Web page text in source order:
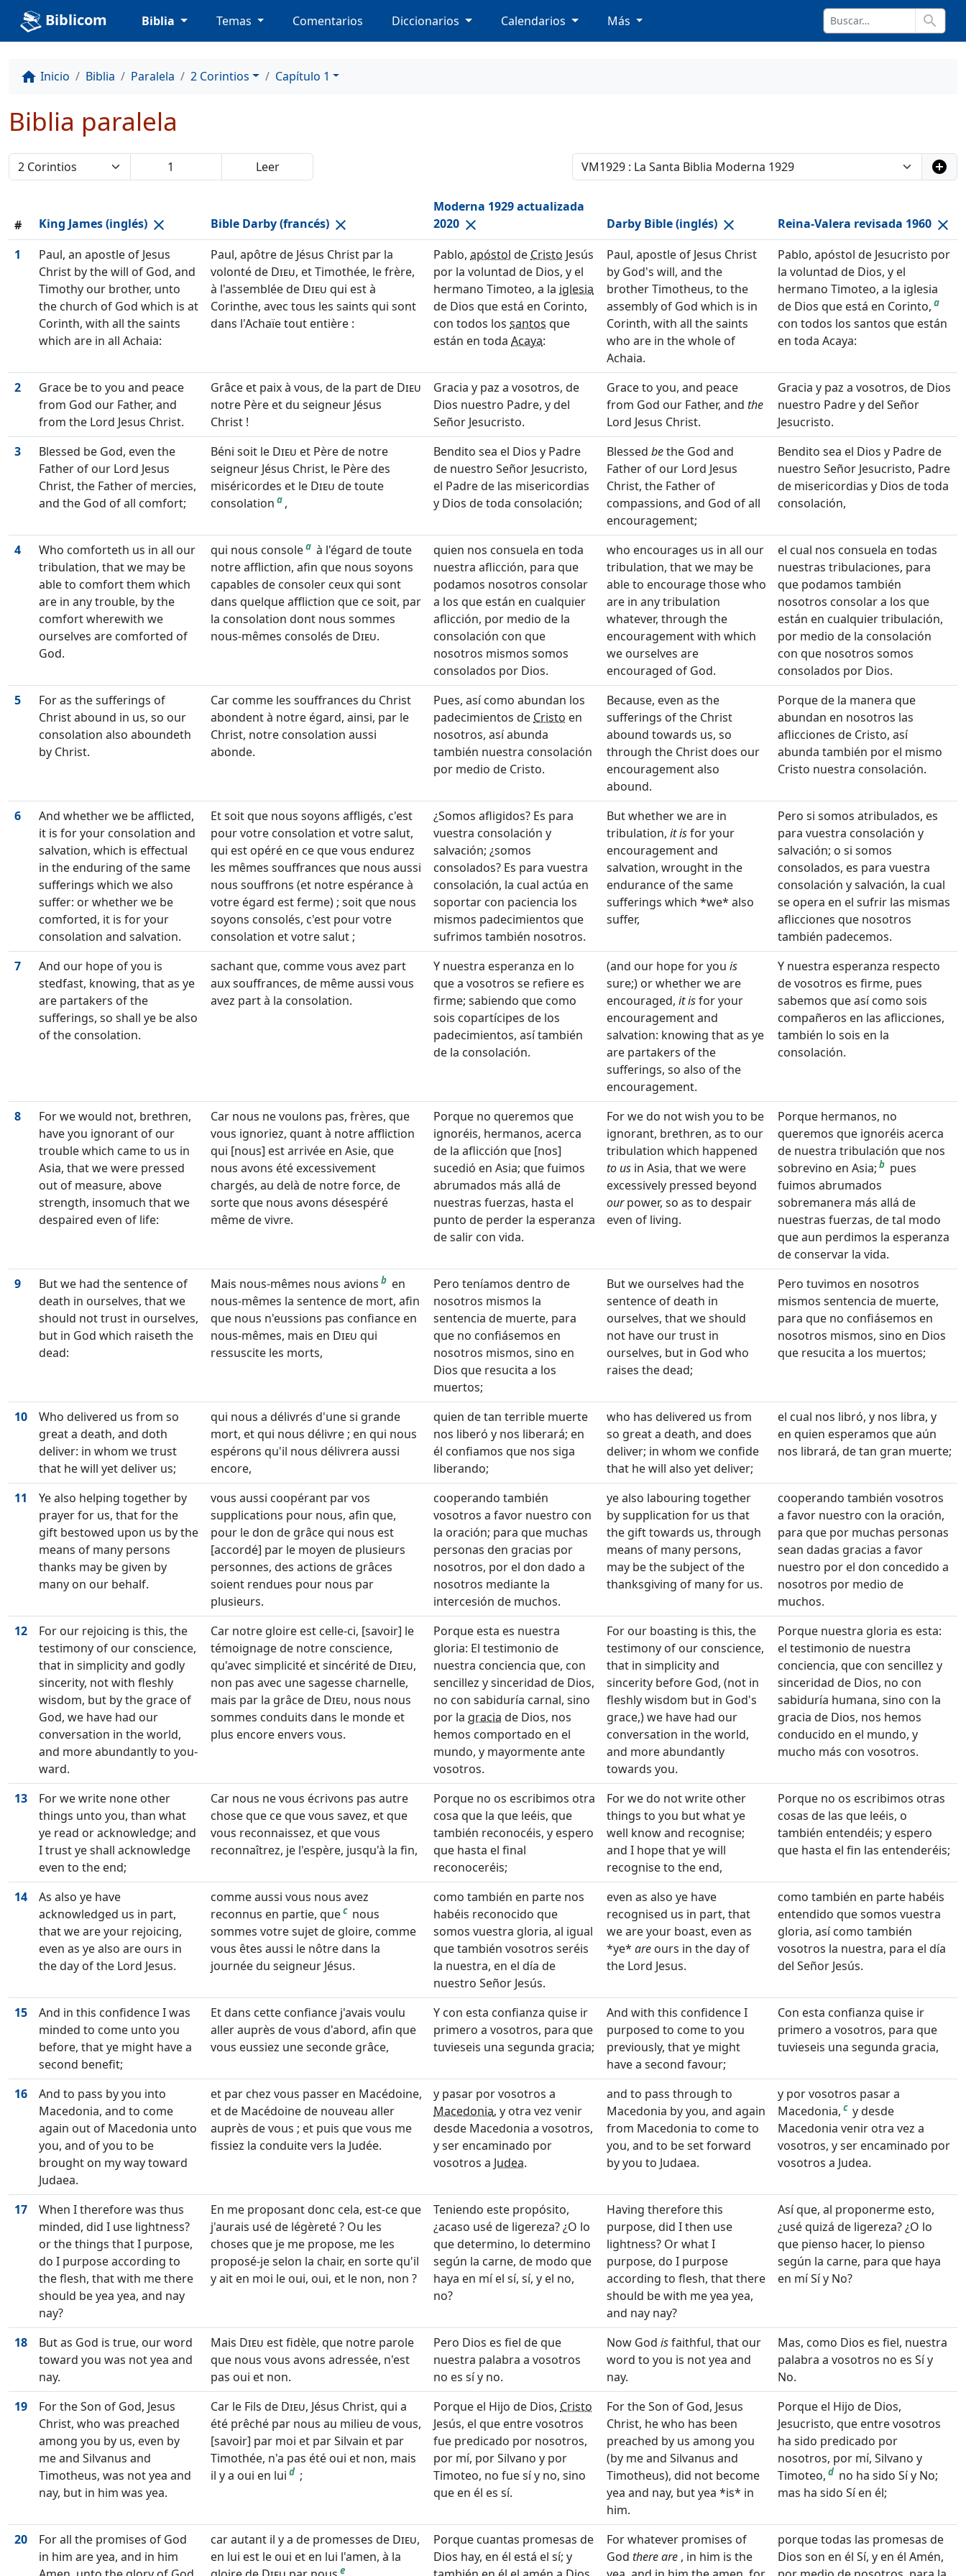
Biblicom Biblia Temas Comentarios Diccionarios Calendarios Más search
home Inicio Biblia Paralela 2 Corintios Capítulo 1
Biblia paralela
add_circle
# King James (inglés) close Bible Darby (francés) close
Moderna 1929 actualizada
2020 close Darby Bible (inglés) close Reina-Valera revisada 1960 close
1
Paul, an apostle of Jesus
Christ by the will of God, and
Timothy our brother, unto
the church of God which is at
Corinth, with all the saints
which are in all Achaia:
Paul, apôtre de Jésus Christ par la
volonté de Dieu, et Timothée, le frère,
à l'assemblée de Dieu qui est à
Corinthe, avec tous les saints qui sont
dans l'Achaïe tout entière :
Pablo, apóstol de Cristo Jesús
por la voluntad de Dios, y el
hermano Timoteo, a la iglesia
de Dios que está en Corinto,
con todos los santos que
están en toda Acaya:
Paul, apostle of Jesus Christ
by God's will, and the
brother Timotheus, to the
assembly of God which is in
Corinth, with all the saints
who are in the whole of
Achaia.
Pablo, apóstol de Jesucristo por
la voluntad de Dios, y el
hermano Timoteo, a la iglesia
de Dios que está en Corinto, a
con todos los santos que están
en toda Acaya:
2
Grace be to you and peace
from God our Father, and
from the Lord Jesus Christ.
Grâce et paix à vous, de la part de Dieu
notre Père et du seigneur Jésus
Christ !
Gracia y paz a vosotros, de
Dios nuestro Padre, y del
Señor Jesucristo.
Grace to you, and peace
from God our Father, and the
Lord Jesus Christ.
Gracia y paz a vosotros, de Dios
nuestro Padre y del Señor
Jesucristo.
3
Blessed be God, even the
Father of our Lord Jesus
Christ, the Father of mercies,
and the God of all comfort;
Béni soit le Dieu et Père de notre
seigneur Jésus Christ, le Père des
miséricordes et le Dieu de toute
consolation a ,
Bendito sea el Dios y Padre
de nuestro Señor Jesucristo,
el Padre de las misericordias
y Dios de toda consolación;
Blessed bethe God and
Father of our Lord Jesus
Christ, the Father of
compassions, and God of all
encouragement;
Bendito sea el Dios y Padre de
nuestro Señor Jesucristo, Padre
de misericordias y Dios de toda
consolación,
4
Who comforteth us in all our
tribulation, that we may be
able to comfort them which
are in any trouble, by the
comfort wherewith we
ourselves are comforted of
God.
qui nous consolea à l'égard de toute
notre affliction, afin que nous soyons
capables de consoler ceux qui sont
dans quelque affliction que ce soit, par
la consolation dont nous sommes
nous-mêmes consolés de Dieu.
quien nos consuela en toda
nuestra aflicción, para que
podamos nosotros consolar
a los que están en cualquier
aflicción, por medio de la
consolación con que
nosotros mismos somos
consolados por Dios.
who encourages us in all our
tribulation, that we may be
able to encourage those who
are in any tribulation
whatever, through the
encouragement with which
we ourselves are
encouraged of God.
el cual nos consuela en todas
nuestras tribulaciones, para
que podamos también
nosotros consolar a los que
están en cualquier tribulación,
por medio de la consolación
con que nosotros somos
consolados por Dios.
5
For as the sufferings of
Christ abound in us, so our
consolation also aboundeth
by Christ.
Car comme les souffrances du Christ
abondent à notre égard, ainsi, par le
Christ, notre consolation aussi
abonde.
Pues, así como abundan los
padecimientos de Cristo en
nosotros, así abunda
también nuestra consolación
por medio de Cristo.
Because, even as the
sufferings of the Christ
abound towards us, so
through the Christ does our
encouragement also
abound.
Porque de la manera que
abundan en nosotros las
aflicciones de Cristo, así
abunda también por el mismo
Cristo nuestra consolación.
6
And whether we be afflicted,
it is for your consolation and
salvation, which is effectual
in the enduring of the same
sufferings which we also
suffer: or whether we be
comforted, it is for your
consolation and salvation.
Et soit que nous soyons affligés, c'est
pour votre consolation et votre salut,
qui est opéré en ce que vous endurez
les mêmes souffrances que nous aussi
nous souffrons (et notre espérance à
votre égard est ferme) ; soit que nous
soyons consolés, c'est pour votre
consolation et votre salut ;
¿Somos afligidos? Es para
vuestra consolación y
salvación; ¿somos
consolados? Es para vuestra
consolación, la cual actúa en
soportar con paciencia los
mismos padecimientos que
sufrimos también nosotros.
But whether we are in
tribulation, it isfor your
encouragement and
salvation, wrought in the
endurance of the same
sufferings which *we* also
suffer,
Pero si somos atribulados, es
para vuestra consolación y
salvación; o si somos
consolados, es para vuestra
consolación y salvación, la cual
se opera en el sufrir las mismas
aflicciones que nosotros
también padecemos.
7
And our hope of you is
stedfast, knowing, that as ye
are partakers of the
sufferings, so shall ye be also
of the consolation.
sachant que, comme vous avez part
aux souffrances, de même aussi vous
avez part à la consolation.
Y nuestra esperanza en lo
que a vosotros se refiere es
firme; sabiendo que como
sois copartícipes de los
padecimientos, así también
de la consolación.
(and our hope for you is
sure;) or whether we are
encouraged, it isfor your
encouragement and
salvation: knowing that as ye
are partakers of the
sufferings, so also of the
encouragement.
Y nuestra esperanza respecto
de vosotros es firme, pues
sabemos que así como sois
compañeros en las aflicciones,
también lo sois en la
consolación.
8
For we would not, brethren,
have you ignorant of our
trouble which came to us in
Asia, that we were pressed
out of measure, above
strength, insomuch that we
despaired even of life:
Car nous ne voulons pas, frères, que
vous ignoriez, quant à notre affliction
qui [nous] est arrivée en Asie, que
nous avons été excessivement
chargés, au delà de notre force, de
sorte que nous avons désespéré
même de vivre.
Porque no queremos que
ignoréis, hermanos, acerca
de la aflicción que [nos]
sucedió en Asia; que fuimos
abrumados más allá de
nuestras fuerzas, hasta el
punto de perder la esperanza
de salir con vida.
For we do not wish you to be
ignorant, brethren, as to our
tribulation which happened
to us in Asia, that we were
excessively pressed beyond
ourpower, so as to despair
even of living.
Porque hermanos, no
queremos que ignoréis acerca
de nuestra tribulación que nos
sobrevino en Asia; b pues
fuimos abrumados
sobremanera más allá de
nuestras fuerzas, de tal modo
que aun perdimos la esperanza
de conservar la vida.
9
But we had the sentence of
death in ourselves, that we
should not trust in ourselves,
but in God which raiseth the
dead:
Mais nous-mêmes nous avions b en
nous-mêmes la sentence de mort, afin
que nous n'eussions pas confiance en
nous-mêmes, mais en Dieu qui
ressuscite les morts,
Pero teníamos dentro de
nosotros mismos la
sentencia de muerte, para
que no confiásemos en
nosotros mismos, sino en
Dios que resucita a los
muertos;
But we ourselves had the
sentence of death in
ourselves, that we should
not have our trust in
ourselves, but in God who
raises the dead;
Pero tuvimos en nosotros
mismos sentencia de muerte,
para que no confiásemos en
nosotros mismos, sino en Dios
que resucita a los muertos;
10
Who delivered us from so
great a death, and doth
deliver: in whom we trust
that he will yet deliver us;
qui nous a délivrés d'une si grande
mort, et qui nous délivre ; en qui nous
espérons qu'il nous délivrera aussi
encore,
quien de tan terrible muerte
nos liberó y nos liberará; en
él confiamos que nos siga
liberando;
who has delivered us from
so great a death, and does
deliver; in whom we confide
that he will also yet deliver;
el cual nos libró, y nos libra, y
en quien esperamos que aún
nos librará, de tan gran muerte;
11
Ye also helping together by
prayer for us, that for the
gift bestowed upon us by the
means of many persons
thanks may be given by
many on our behalf.
vous aussi coopérant par vos
supplications pour nous, afin que,
pour le don de grâce qui nous est
[accordé] par le moyen de plusieurs
personnes, des actions de grâces
soient rendues pour nous par
plusieurs.
cooperando también
vosotros a favor nuestro con
la oración; para que muchas
personas den gracias por
nosotros, por el don dado a
nosotros mediante la
intercesión de muchos.
ye also labouring together
by supplication for us that
the gift towards us, through
means of many persons,
may be the subject of the
thanksgiving of many for us.
cooperando también vosotros
a favor nuestro con la oración,
para que por muchas personas
sean dadas gracias a favor
nuestro por el don concedido a
nosotros por medio de
muchos.
12
For our rejoicing is this, the
testimony of our conscience,
that in simplicity and godly
sincerity, not with fleshly
wisdom, but by the grace of
God, we have had our
conversation in the world,
and more abundantly to you-
ward.
Car notre gloire est celle-ci, [savoir] le
témoignage de notre conscience,
qu'avec simplicité et sincérité de Dieu,
non pas avec une sagesse charnelle,
mais par la grâce de Dieu, nous nous
sommes conduits dans le monde et
plus encore envers vous.
Porque esta es nuestra
gloria: El testimonio de
nuestra conciencia que, con
sencillez y sinceridad de Dios,
no con sabiduría carnal, sino
por la gracia de Dios, nos
hemos comportado en el
mundo, y mayormente ante
vosotros.
For our boasting is this, the
testimony of our conscience,
that in simplicity and
sincerity before God, (not in
fleshly wisdom but in God's
grace,) we have had our
conversation in the world,
and more abundantly
towards you.
Porque nuestra gloria es esta:
el testimonio de nuestra
conciencia, que con sencillez y
sinceridad de Dios, no con
sabiduría humana, sino con la
gracia de Dios, nos hemos
conducido en el mundo, y
mucho más con vosotros.
13
For we write none other
things unto you, than what
ye read or acknowledge; and
I trust ye shall acknowledge
even to the end;
Car nous ne vous écrivons pas autre
chose que ce que vous savez, et que
vous reconnaissez, et que vous
reconnaîtrez, je l'espère, jusqu'à la fin,
Porque no os escribimos otra
cosa que la que leéis, que
también reconocéis, y espero
que hasta el final
reconoceréis;
For we do not write other
things to you but what ye
well know and recognise;
and I hope that ye will
recognise to the end,
Porque no os escribimos otras
cosas de las que leéis, o
también entendéis; y espero
que hasta el fin las entenderéis;
14
As also ye have
acknowledged us in part,
that we are your rejoicing,
even as ye also are ours in
the day of the Lord Jesus.
comme aussi vous nous avez
reconnus en partie, quec nous
sommes votre sujet de gloire, comme
vous êtes aussi le nôtre dans la
journée du seigneur Jésus.
como también en parte nos
habéis reconocido que
somos vuestra gloria, al igual
que también vosotros seréis
la nuestra, en el día de
nuestro Señor Jesús.
even as also ye have
recognised us in part, that
we are your boast, even as
*ye* are ours in the day of
the Lord Jesus.
como también en parte habéis
entendido que somos vuestra
gloria, así como también
vosotros la nuestra, para el día
del Señor Jesús.
15
And in this confidence I was
minded to come unto you
before, that ye might have a
second benefit;
Et dans cette confiance j'avais voulu
aller auprès de vous d'abord, afin que
vous eussiez une seconde grâce,
Y con esta confianza quise ir
primero a vosotros, para que
tuvieseis una segunda gracia;
And with this confidence I
purposed to come to you
previously, that ye might
have a second favour;
Con esta confianza quise ir
primero a vosotros, para que
tuvieseis una segunda gracia,
16
And to pass by you into
Macedonia, and to come
again out of Macedonia unto
you, and of you to be
brought on my way toward
Judaea.
et par chez vous passer en Macédoine,
et de Macédoine de nouveau aller
auprès de vous ; et puis que vous me
fissiez la conduite vers la Judée.
y pasar por vosotros a
Macedonia, y otra vez venir
desde Macedonia a vosotros,
y ser encaminado por
vosotros a Judea.
and to pass through to
Macedonia by you, and again
from Macedonia to come to
you, and to be set forward
by you to Judaea.
y por vosotros pasar a
Macedonia, c y desde
Macedonia venir otra vez a
vosotros, y ser encaminado por
vosotros a Judea.
17
When I therefore was thus
minded, did I use lightness?
or the things that I purpose,
do I purpose according to
the flesh, that with me there
should be yea yea, and nay
nay?
En me proposant donc cela, est-ce que
j'aurais usé de légèreté ? Ou les
choses que je me propose, me les
proposé-je selon la chair, en sorte qu'il
y ait en moi le oui, oui, et le non, non ?
Teniendo este propósito,
¿acaso usé de ligereza? ¿O lo
que determino, lo determino
según la carne, de modo que
haya en mí el sí, sí, y el no,
no?
Having therefore this
purpose, did I then use
lightness? Or what I
purpose, do I purpose
according to flesh, that there
should be with me yea yea,
and nay nay?
Así que, al proponerme esto,
¿usé quizá de ligereza? ¿O lo
que pienso hacer, lo pienso
según la carne, para que haya
en mí Sí y No?
18
But as God is true, our word
toward you was not yea and
nay.
Mais Dieu est fidèle, que notre parole
que nous vous avons adressée, n'est
pas oui et non.
Pero Dios es fiel de que
nuestra palabra a vosotros
no es sí y no.
Now God isfaithful, that our
word to you is not yea and
nay.
Mas, como Dios es fiel, nuestra
palabra a vosotros no es Sí y
No.
19
For the Son of God, Jesus
Christ, who was preached
among you by us, even by
me and Silvanus and
Timotheus, was not yea and
nay, but in him was yea.
Car le Fils de Dieu, Jésus Christ, qui a
été prêché par nous au milieu de vous,
[savoir] par moi et par Silvain et par
Timothée, n'a pas été oui et non, mais
il y a oui en lui d ;
Porque el Hijo de Dios, Cristo
Jesús, el que entre vosotros
fue predicado por nosotros,
por mí, por Silvano y por
Timoteo, no fue sí y no, sino
que en él es sí.
For the Son of God, Jesus
Christ, he who has been
preached by us among you
(by me and Silvanus and
Timotheus), did not become
yea and nay, but yea *is* in
him.
Porque el Hijo de Dios,
Jesucristo, que entre vosotros
ha sido predicado por
nosotros, por mí, Silvano y
Timoteo, d no ha sido Sí y No;
mas ha sido Sí en él;
20
For all the promises of God
in him are yea, and in him
car autant il y a de promesses de Dieu,
en lui est le oui et en lui l'amen, à la
e
Porque cuantas promesas de
Dios hay, en él está el sí; y
For whatever promises of
God there are , in him is the
porque todas las promesas de
Dios son en él Sí, y en él Amén,